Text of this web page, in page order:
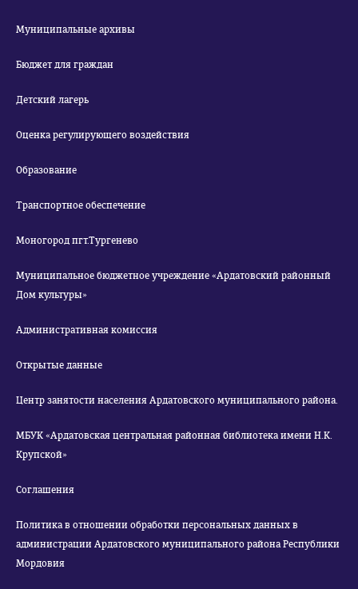
Муниципальные архивы
Бюджет для граждан
Детский лагерь
Оценка регулирующего воздействия
Образование
Транспортное обеспечение
Моногород пгт.Тургенево
Муниципальное бюджетное учреждение «Ардатовский районный
Дом культуры»
Административная комиссия
Открытые данные
Центр занятости населения Ардатовского муниципального района.
МБУК «Ардатовская центральная районная библиотека имени Н.К.
Крупской»
Соглашения
Политика в отношении обработки персональных данных в
администрации Ардатовского муниципального района Республики
Мордовия